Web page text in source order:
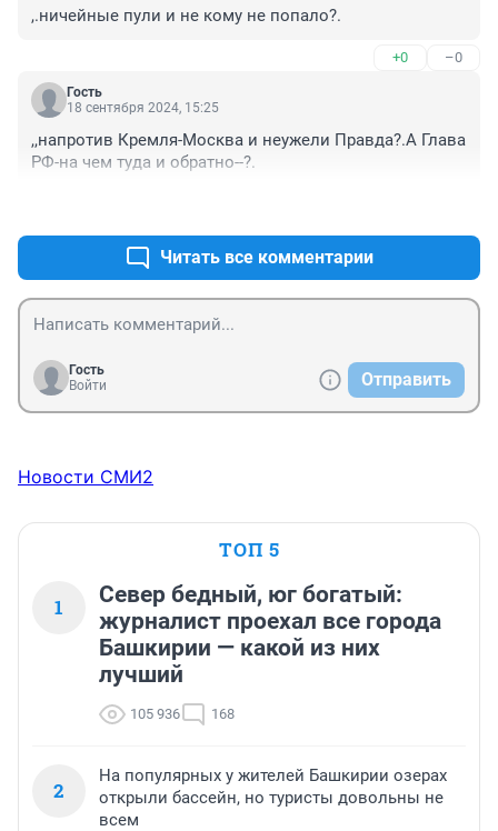
,.ничейные пули и не кому не попало?.
+0 –0
Гость
18 сентября 2024, 15:25
,,напротив Кремля-Москва и неужели Правда?.А Глава
РФ-на чем туда и обратно--?.
Читать все комментарии
Гость
Войти
Отправить
Новости СМИ2
ТОП 5
1
Север бедный, юг богатый:
журналист проехал все города
Башкирии — какой из них
лучший
105 936 168
2
На популярных у жителей Башкирии озерах
открыли бассейн, но туристы довольны не
всем